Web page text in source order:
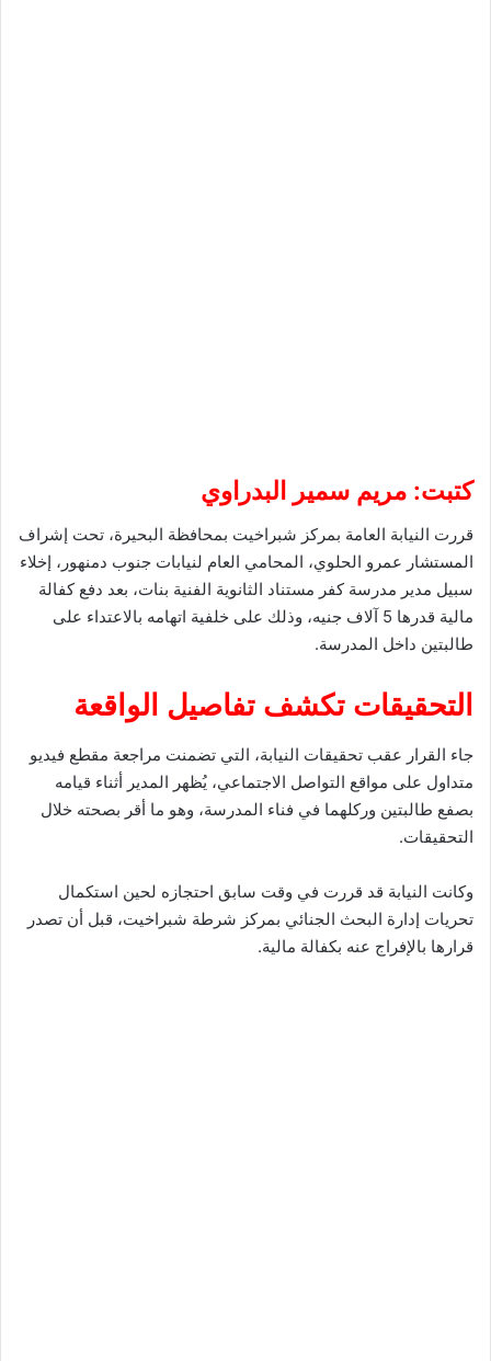
كتبت: مريم سمير البدراوي
قررت النيابة العامة بمركز شبراخيت بمحافظة البحيرة، تحت إشراف
المستشار عمرو الحلوي، المحامي العام لنيابات جنوب دمنهور، إخلاء
سبيل مدير مدرسة كفر مستناد الثانوية الفنية بنات، بعد دفع كفالة
مالية قدرها 5 آلاف جنيه، وذلك على خلفية اتهامه بالاعتداء على
طالبتين داخل المدرسة.
التحقيقات تكشف تفاصيل الواقعة
جاء القرار عقب تحقيقات النيابة، التي تضمنت مراجعة مقطع فيديو
متداول على مواقع التواصل الاجتماعي، يُظهر المدير أثناء قيامه
بصفع طالبتين وركلهما في فناء المدرسة، وهو ما أقر بصحته خلال
التحقيقات.
وكانت النيابة قد قررت في وقت سابق احتجازه لحين استكمال
تحريات إدارة البحث الجنائي بمركز شرطة شبراخيت، قبل أن تصدر
قرارها بالإفراج عنه بكفالة مالية.